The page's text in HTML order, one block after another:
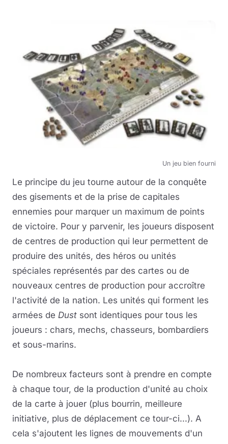
Un jeu bien fourni
Le principe du jeu tourne autour de la conquête
des gisements et de la prise de capitales
ennemies pour marquer un maximum de points
de victoire. Pour y parvenir, les joueurs disposent
de centres de production qui leur permettent de
produire des unités, des héros ou unités
spéciales représentés par des cartes ou de
nouveaux centres de production pour accroître
l'activité de la nation. Les unités qui forment les
armées de Dust sont identiques pour tous les
joueurs : chars, mechs, chasseurs, bombardiers
et sous-marins.
De nombreux facteurs sont à prendre en compte
à chaque tour, de la production d'unité au choix
de la carte à jouer (plus bourrin, meilleure
initiative, plus de déplacement ce tour-ci...). A
cela s'ajoutent les lignes de mouvements d'un